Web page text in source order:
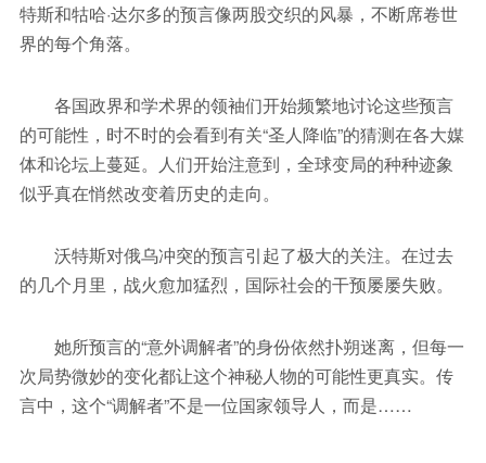
特斯和牯哈·达尔多的预言像两股交织的风暴，不断席卷世
界的每个角落。
各国政界和学术界的领袖们开始频繁地讨论这些预言
的可能性，时不时的会看到有关“圣人降临”的猜测在各大媒
体和论坛上蔓延。人们开始注意到，全球变局的种种迹象
似乎真在悄然改变着历史的走向。
沃特斯对俄乌冲突的预言引起了极大的关注。在过去
的几个月里，战火愈加猛烈，国际社会的干预屡屡失败。
她所预言的“意外调解者”的身份依然扑朔迷离，但每一
次局势微妙的变化都让这个神秘人物的可能性更真实。传
言中，这个“调解者”不是一位国家领导人，而是……